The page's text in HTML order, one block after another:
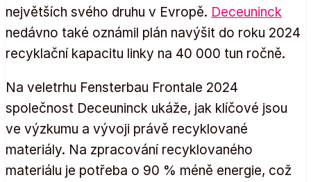
největších svého druhu v Evropě. Deceuninck
nedávno také oznámil plán navýšit do roku 2024
recyklační kapacitu linky na 40 000 tun ročně.
Na veletrhu Fensterbau Frontale 2024
společnost Deceuninck ukáže, jak klíčové jsou
ve výzkumu a vývoji právě recyklované
materiály. Na zpracování recyklovaného
materiálu je potřeba o 90 % méně energie, což